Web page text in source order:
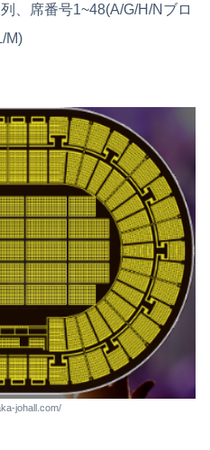
、席番号1~48(A/G/H/Nブロ
M)
johall.com/